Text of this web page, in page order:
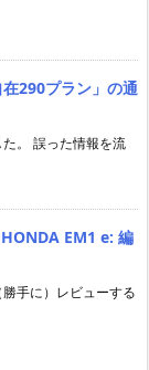
在290プラン」の通
。 誤った情報を流
EM1 e: 編
手に）レビューする